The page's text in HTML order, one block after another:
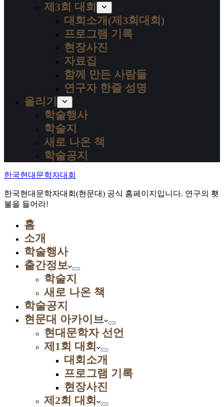
제3회 대회
대회소개(제3회대회)
프로그램 기록
현장사진
자료집
함께 만든 사람들
연구자 한줄 성명
올리기
학술행사
학술지
새로 나온 책
학술공지
한국현대문학자대회
한국현대문학자대회(현문대) 공식 홈페이지입니다. 연구의 횃
불을 들어라!
홈
소개
학술행사
출간정보
학술지
새로 나온 책
학술공지
현문대 아카이브
현대문학자 선언
제1회 대회
대회소개
프로그램 기록
현장사진
제2회 대회